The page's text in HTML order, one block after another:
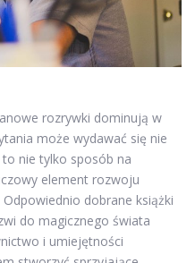
rozrywki dominują w
może wydawać się nie
to nie tylko sposób na
element rozwoju
dobrane książki
do magicznego świata
i umiejętności